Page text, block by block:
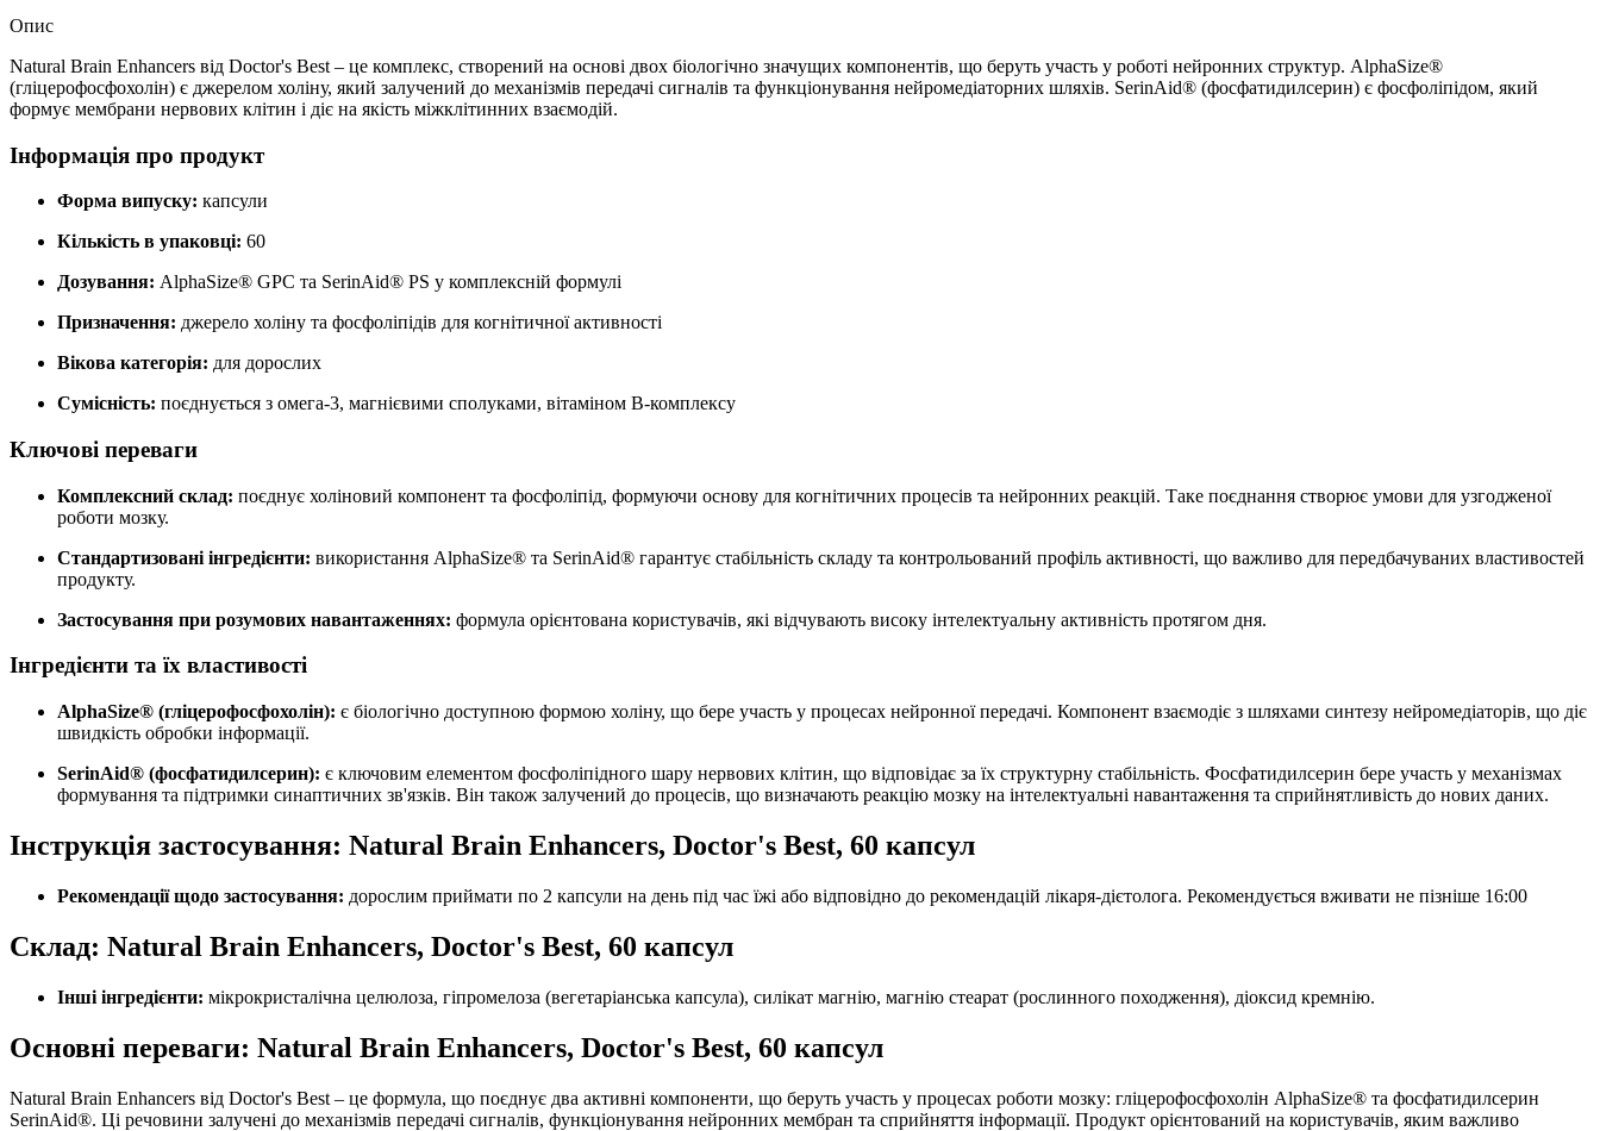
Опис
Natural Brain Enhancers від Doctor's Best – це комплекс, створений на основі двох біологічно значущих компонентів, що беруть участь у роботі нейронних структур. AlphaSize®
(гліцерофосфохолін) є джерелом холіну, який залучений до механізмів передачі сигналів та функціонування нейромедіаторних шляхів. SerinAid® (фосфатидилсерин) є фосфоліпідом, який
формує мембрани нервових клітин і діє на якість міжклітинних взаємодій.
Інформація про продукт
Форма випуску: капсули
Кількість в упаковці: 60
Дозування: AlphaSize® GPC та SerinAid® PS у комплексній формулі
Призначення: джерело холіну та фосфоліпідів для когнітичної активності
Вікова категорія: для дорослих
Сумісність: поєднується з омега-3, магнієвими сполуками, вітаміном B-комплексу
Ключові переваги
Комплексний склад: поєднує холіновий компонент та фосфоліпід, формуючи основу для когнітичних процесів та нейронних реакцій. Таке поєднання створює умови для узгодженої
роботи мозку.
Стандартизовані інгредієнти: використання AlphaSize® та SerinAid® гарантує стабільність складу та контрольований профіль активності, що важливо для передбачуваних властивостей
продукту.
Застосування при розумових навантаженнях: формула орієнтована користувачів, які відчувають високу інтелектуальну активність протягом дня.
Інгредієнти та їх властивості
AlphaSize® (гліцерофосфохолін): є біологічно доступною формою холіну, що бере участь у процесах нейронної передачі. Компонент взаємодіє з шляхами синтезу нейромедіаторів, що діє
швидкість обробки інформації.
SerinAid® (фосфатидилсерин): є ключовим елементом фосфоліпідного шару нервових клітин, що відповідає за їх структурну стабільність. Фосфатидилсерин бере участь у механізмах
формування та підтримки синаптичних зв'язків. Він також залучений до процесів, що визначають реакцію мозку на інтелектуальні навантаження та сприйнятливість до нових даних.
Інструкція застосування: Natural Brain Enhancers, Doctor's Best, 60 капсул
Рекомендації щодо застосування: дорослим приймати по 2 капсули на день під час їжі або відповідно до рекомендацій лікаря-дієтолога. Рекомендується вживати не пізніше 16:00
Склад: Natural Brain Enhancers, Doctor's Best, 60 капсул
Інші інгредієнти: мікрокристалічна целюлоза, гіпромелоза (вегетаріанська капсула), силікат магнію, магнію стеарат (рослинного походження), діоксид кремнію.
Основні переваги: Natural Brain Enhancers, Doctor's Best, 60 капсул
Natural Brain Enhancers від Doctor's Best – це формула, що поєднує два активні компоненти, що беруть участь у процесах роботи мозку: гліцерофосфохолін AlphaSize® та фосфатидилсерин
SerinAid®. Ці речовини залучені до механізмів передачі сигналів, функціонування нейронних мембран та сприйняття інформації. Продукт орієнтований на користувачів, яким важливо